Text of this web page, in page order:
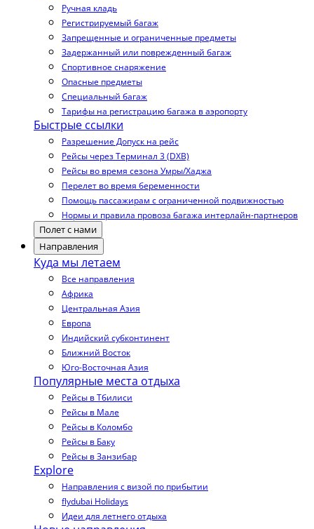
Ручная кладь
Регистрируемый багаж
Запрещенные и ограниченные предметы
Задержанный или поврежденный багаж
Спортивное снаряжение
Опасные предметы
Специальный багаж
Тарифы на регистрацию багажа в аэропорту
Быстрые ссылки
Разрешение Допуск на рейс
Рейсы через Терминал 3 (DXB)
Рейсы во время сезона Умры/Хаджа
Перелет во время беременности
Помощь пассажирам с ограниченной подвижностью
Нормы и правила провоза багажа интерлайн-партнеров
Полет с нами
Направления
Куда мы летаем
Все направления
Африка
Центральная Азия
Европа
Индийский субконтинент
Ближний Восток
Юго-Восточная Азия
Популярные места отдыха
Рейсы в Тбилиси
Рейсы в Мале
Рейсы в Коломбо
Рейсы в Баку
Рейсы в Занзибар
Explore
Направления с визой по прибытии
flydubai Holidays
Идеи для летнего отдыха